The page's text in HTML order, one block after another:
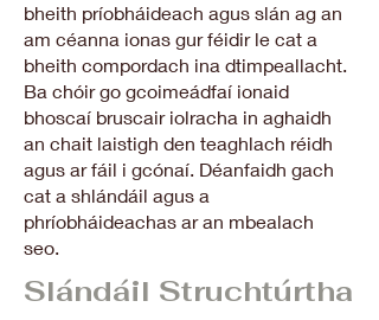
bheith príobháideach agus slán ag an
am céanna ionas gur féidir le cat a
bheith compordach ina dtimpeallacht.
Ba chóir go gcoimeádfaí ionaid
bhoscaí bruscair iolracha in aghaidh
an chait laistigh den teaghlach réidh
agus ar fáil i gcónaí. Déanfaidh gach
cat a shlándáil agus a
phríobháideachas ar an mbealach
seo.
Slándáil Struchtúrtha